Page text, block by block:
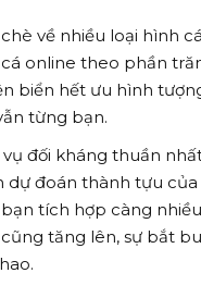
về nhiều loại hình
online theo phần
biển hết ưu hình
từng bạn.
đối kháng thuần
đoán thành tựu
tích hợp càng
tăng lên, sự bắt